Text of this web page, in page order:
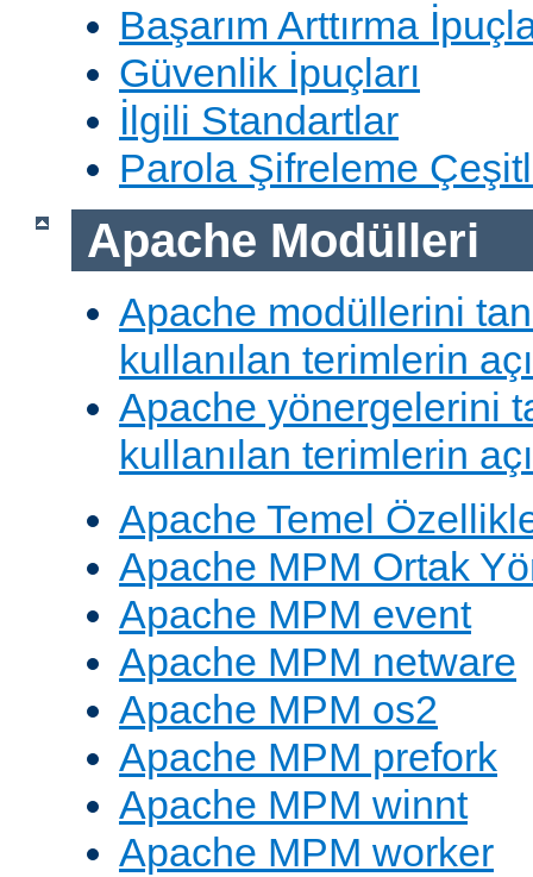
Başarım Arttırma
Güvenlik İpuçları
İlgili Standartlar
Parola Şifreleme
Apache Modülleri
Apache modüllerini
kullanılan terimlerin
Apache yönergelerini
kullanılan terimlerin
Apache Temel
Apache MPM Ortak
Apache MPM event
Apache MPM netware
Apache MPM os2
Apache MPM prefork
Apache MPM winnt
Apache MPM worker